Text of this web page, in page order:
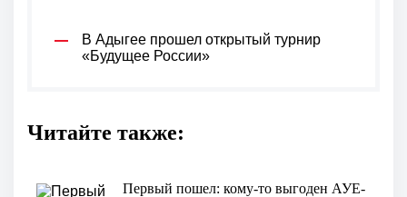
В Адыгее прошел открытый турнир
«Будущее России»
Читайте также:
Первый пошел: кому-то выгоден АУЕ-